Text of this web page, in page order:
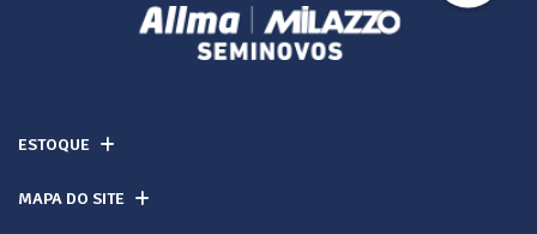
ESTOQUE
MAPA DO SITE